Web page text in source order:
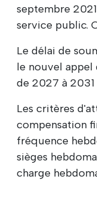
septembre
service public.
Le délai de
le nouvel
de 2027 à 2031
Les critères
compensation
fréquence
sièges
charge